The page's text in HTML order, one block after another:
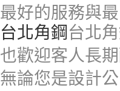
最好的服務與
台北角鋼 台北
也歡迎客人長
無論您是設計